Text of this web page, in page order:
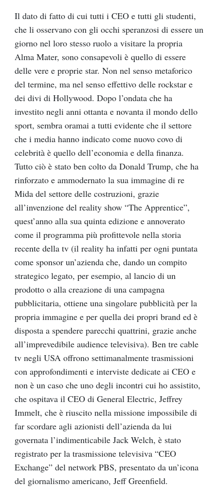
Il dato di fatto di cui tutti i CEO e tutti gli studenti,
che li osservano con gli occhi speranzosi di essere un
giorno nel loro stesso ruolo a visitare la propria
Alma Mater, sono consapevoli è quello di essere
delle vere e proprie star. Non nel senso metaforico
del termine, ma nel senso effettivo delle rockstar e
dei divi di Hollywood. Dopo l’ondata che ha
investito negli anni ottanta e novanta il mondo dello
sport, sembra oramai a tutti evidente che il settore
che i media hanno indicato come nuovo covo di
celebrità è quello dell’economia e della finanza.
Tutto ciò è stato ben colto da Donald Trump, che ha
rinforzato e ammodernato la sua immagine di re
Mida del settore delle costruzioni, grazie
all’invenzione del reality show “The Apprentice”,
quest’anno alla sua quinta edizione e annoverato
come il programma più profittevole nella storia
recente della tv (il reality ha infatti per ogni puntata
come sponsor un’azienda che, dando un compito
strategico legato, per esempio, al lancio di un
prodotto o alla creazione di una campagna
pubblicitaria, ottiene una singolare pubblicità per la
propria immagine e per quella dei propri brand ed è
disposta a spendere parecchi quattrini, grazie anche
all’imprevedibile audience televisiva). Ben tre cable
tv negli USA offrono settimanalmente trasmissioni
con approfondimenti e interviste dedicate ai CEO e
non è un caso che uno degli incontri cui ho assistito,
che ospitava il CEO di General Electric, Jeffrey
Immelt, che è riuscito nella missione impossibile di
far scordare agli azionisti dell’azienda da lui
governata l’indimenticabile Jack Welch, è stato
registrato per la trasmissione televisiva “CEO
Exchange” del network PBS, presentato da un’icona
del giornalismo americano, Jeff Greenfield.